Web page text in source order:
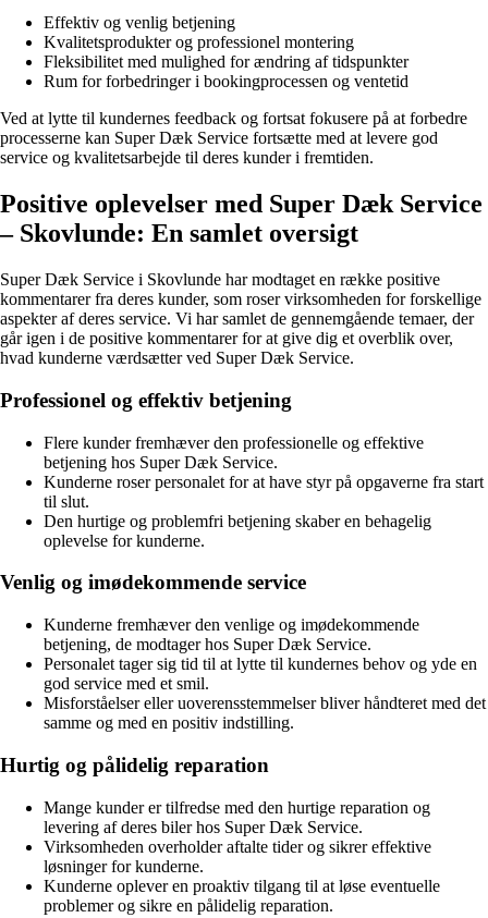
Effektiv og venlig betjening
Kvalitetsprodukter og professionel montering
Fleksibilitet med mulighed for ændring af tidspunkter
Rum for forbedringer i bookingprocessen og ventetid
Ved at lytte til kundernes feedback og fortsat fokusere på at forbedre
processerne kan Super Dæk Service fortsætte med at levere god
service og kvalitetsarbejde til deres kunder i fremtiden.
Positive oplevelser med Super Dæk Service
– Skovlunde: En samlet oversigt
Super Dæk Service i Skovlunde har modtaget en række positive
kommentarer fra deres kunder, som roser virksomheden for forskellige
aspekter af deres service. Vi har samlet de gennemgående temaer, der
går igen i de positive kommentarer for at give dig et overblik over,
hvad kunderne værdsætter ved Super Dæk Service.
Professionel og effektiv betjening
Flere kunder fremhæver den professionelle og effektive
betjening hos Super Dæk Service.
Kunderne roser personalet for at have styr på opgaverne fra start
til slut.
Den hurtige og problemfri betjening skaber en behagelig
oplevelse for kunderne.
Venlig og imødekommende service
Kunderne fremhæver den venlige og imødekommende
betjening, de modtager hos Super Dæk Service.
Personalet tager sig tid til at lytte til kundernes behov og yde en
god service med et smil.
Misforståelser eller uoverensstemmelser bliver håndteret med det
samme og med en positiv indstilling.
Hurtig og pålidelig reparation
Mange kunder er tilfredse med den hurtige reparation og
levering af deres biler hos Super Dæk Service.
Virksomheden overholder aftalte tider og sikrer effektive
løsninger for kunderne.
Kunderne oplever en proaktiv tilgang til at løse eventuelle
problemer og sikre en pålidelig reparation.